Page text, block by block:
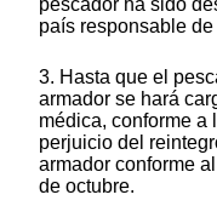
pescador ha sido
país responsable
3. Hasta que el
armador se hará
médica, conforme a
perjuicio del
armador conforme
de octubre.